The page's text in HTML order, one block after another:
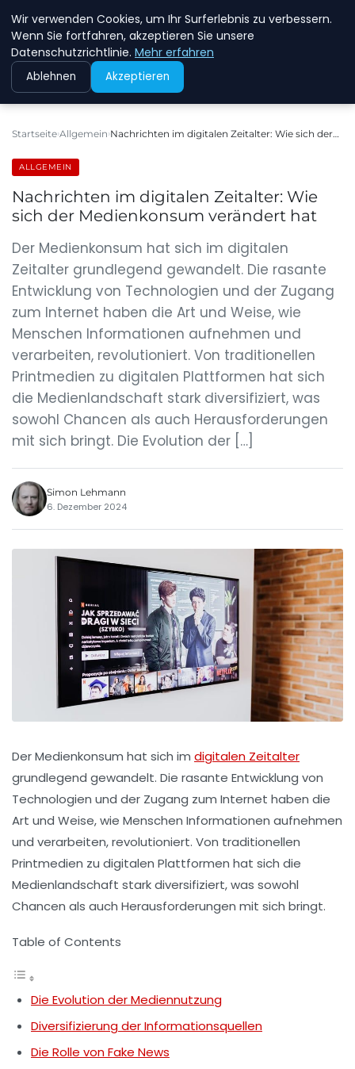
NEW ENERGY JOBS
Startseite Allgemein Nachrichten im digitalen Zeitalter: Wie sich der…
ALLGEMEIN
Nachrichten im digitalen Zeitalter: Wie
sich der Medienkonsum verändert hat
Der Medienkonsum hat sich im digitalen
Zeitalter grundlegend gewandelt. Die rasante
Entwicklung von Technologien und der Zugang
zum Internet haben die Art und Weise, wie
Menschen Informationen aufnehmen und
verarbeiten, revolutioniert. Von traditionellen
Printmedien zu digitalen Plattformen hat sich
die Medienlandschaft stark diversifiziert, was
sowohl Chancen als auch Herausforderungen
mit sich bringt. Die Evolution der […]
Simon Lehmann
6. Dezember 2024
DerMedienkonsum hat sich im digitalen Zeitalter
grundlegend gewandelt. Die rasante Entwicklung von
Technologien und der Zugang zum Internet haben die
Art und Weise, wie Menschen Informationen aufnehmen
und verarbeiten, revolutioniert. Von traditionellen
Printmedien zu digitalen Plattformen hat sich die
Medienlandschaft stark diversifiziert, was sowohl
Chancen als auch Herausforderungen mit sich bringt.
Table of Contents
Die Evolution der Mediennutzung
Diversifizierung der Informationsquellen
Die Rolle von Fake News
Wir verwenden Cookies, um Ihr Surferlebnis zu verbessern.
Wenn Sie fortfahren, akzeptieren Sie unsere
Datenschutzrichtlinie. Mehr erfahren
Ablehnen Akzeptieren